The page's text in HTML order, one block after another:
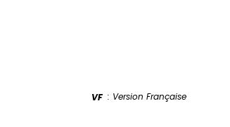
VF : Version Française